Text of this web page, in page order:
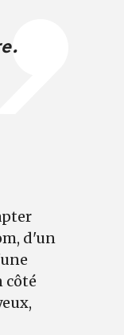
d'un
côté